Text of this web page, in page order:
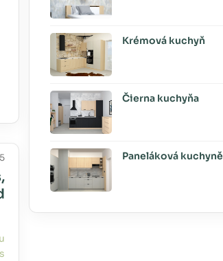
Krémová kuchyň
Čierna kuchyňa
Paneláková kuchyně